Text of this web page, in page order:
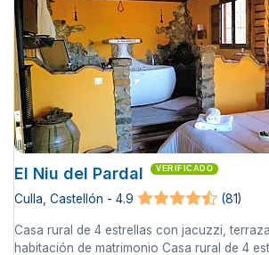
El Niu del Pardal VERIFICADO
Culla, Castellón - 4.9 (81)
Casa rural de 4 estrellas con jacuzzi,
habitación de matrimonio Casa rural de 4